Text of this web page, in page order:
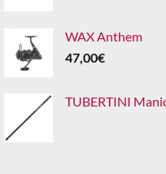
WAX Anthem
47,00€
TUBERTINI